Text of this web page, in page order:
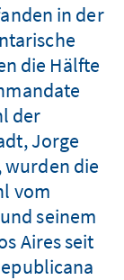
in der
die Hälfte
der
Jorge
wurden die
vom
seinem
Aires seit